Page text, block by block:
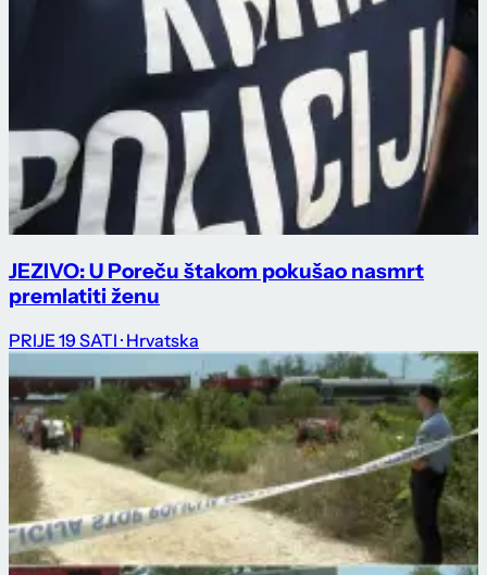
JEZIVO: U Poreču štakom pokušao nasmrt
premlatiti ženu
PRIJE 19 SATI · Hrvatska